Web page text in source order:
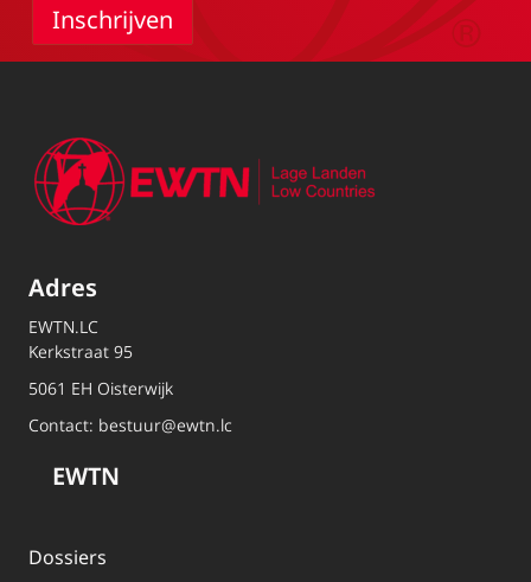
Adres
EWTN.LC
Kerkstraat 95
5061 EH Oisterwijk
Contact: bestuur@ewtn.lc
EWTN
Dossiers